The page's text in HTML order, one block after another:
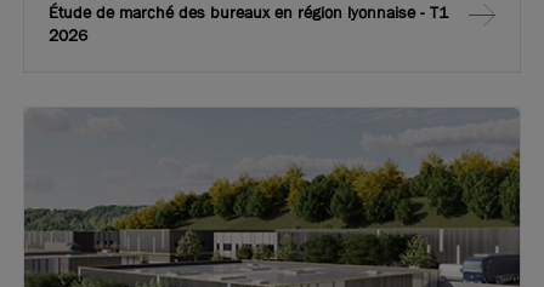
Étude de marché des bureaux en région lyonnaise - T1
2026